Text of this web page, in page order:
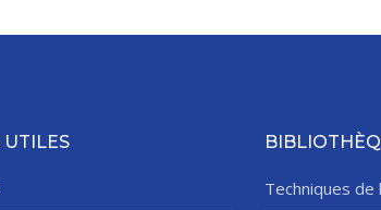
UTILES
Techniques de